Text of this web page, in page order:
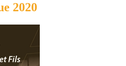
2020